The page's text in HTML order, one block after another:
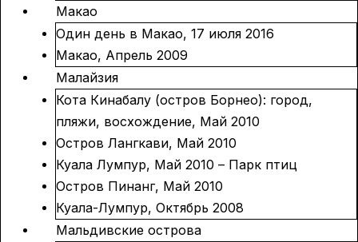
Макао
Один день в Макао, 17 июля 2016
Макао, Апрель 2009
Малайзия
Кота Кинабалу (остров Борнео): город,
пляжи, восхождение, Май 2010
Остров Лангкави, Май 2010
Куала Лумпур, Май 2010 – Парк птиц
Остров Пинанг, Май 2010
Куала-Лумпур, Октябрь 2008
Мальдивские острова